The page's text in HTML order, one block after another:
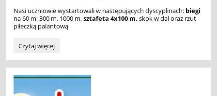
Nasi uczniowie wystartowali w następujących dyscyplinach: biegi
na 60 m, 300 m, 1000 m,sztafeta 4x100 m,skok w dal oraz rzut
piłeczką palantową
Wielki
Złoty
dla
Czytaj więcej